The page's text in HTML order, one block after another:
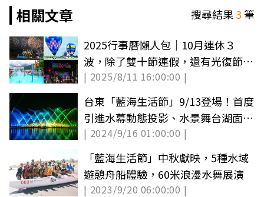
相關文章
搜尋結果3筆
2025行事曆懶人包｜10月連休３
波，除了雙十節連假，還有光復節請
假攻略
| 2025/8/11 16:00:00 |
台東「藍海生活節」9/13登場！首度
引進水幕動態投影、水景舞台湖面展
演超有看頭
| 2024/9/16 01:00:00 |
「藍海生活節」中秋獻映，5種水域
遊憩舟船體驗，60米浪漫水舞展演
| 2023/9/20 06:00:00 |